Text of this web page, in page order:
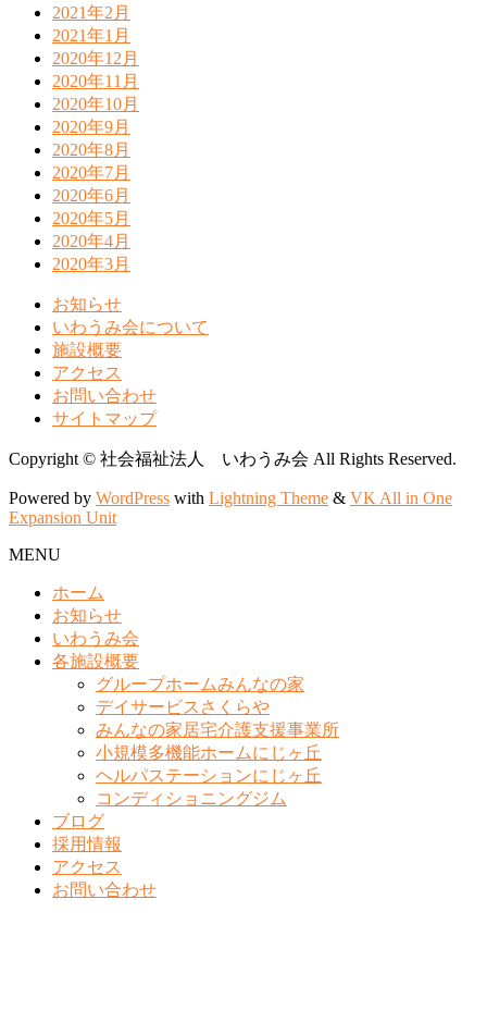
2021年2月
2021年1月
2020年12月
2020年11月
2020年10月
2020年9月
2020年8月
2020年7月
2020年6月
2020年5月
2020年4月
2020年3月
お知らせ
いわうみ会について
施設概要
アクセス
お問い合わせ
サイトマップ
Copyright © 社会福祉法人 いわうみ会 All Rights Reserved.
Powered by WordPress with Lightning Theme & VK All in One
Expansion Unit
MENU
ホーム
お知らせ
いわうみ会
各施設概要
グループホームみんなの家
デイサービスさくらや
みんなの家居宅介護支援事業所
小規模多機能ホームにじヶ丘
ヘルパステーションにじヶ丘
コンディショニングジム
ブログ
採用情報
アクセス
お問い合わせ